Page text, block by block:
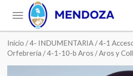
Toggle
navigation
Inicio /4- INDUMENTARIA /4-1
Orfebrería /4-1-10-b Aros / Aros y